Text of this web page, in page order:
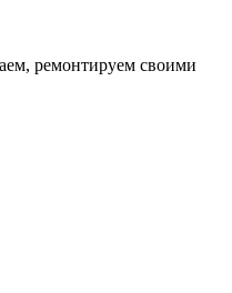
ремонтируем своими